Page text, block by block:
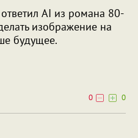
ответил AI из романа 80-
изображение на
будущее.
0
0